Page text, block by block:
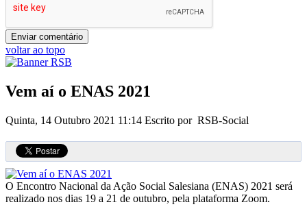
voltar ao topo
Vem aí o ENAS 2021
Quinta, 14 Outubro 2021 11:14 Escrito por RSB-Social
O Encontro Nacional da Ação Social Salesiana (ENAS) 2021 será
realizado nos dias 19 a 21 de outubro, pela plataforma Zoom.